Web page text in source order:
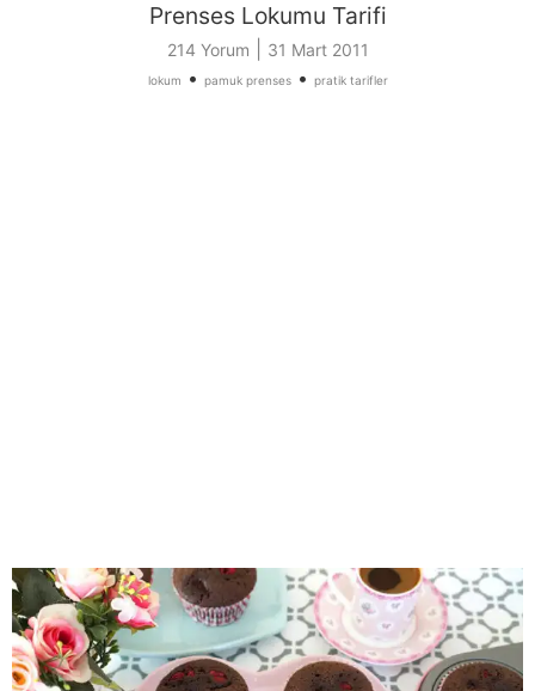
Prenses Lokumu Tarifi
214 Yorum 31 Mart 2011
lokum • pamuk prenses• pratik tarifler